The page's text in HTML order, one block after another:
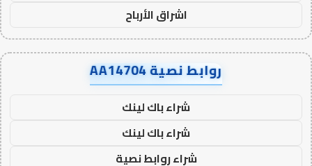
اشراق الأرباح
روابط نصية AA14704
شراء باك لينك
شراء باك لينك
شراء روابط نصية